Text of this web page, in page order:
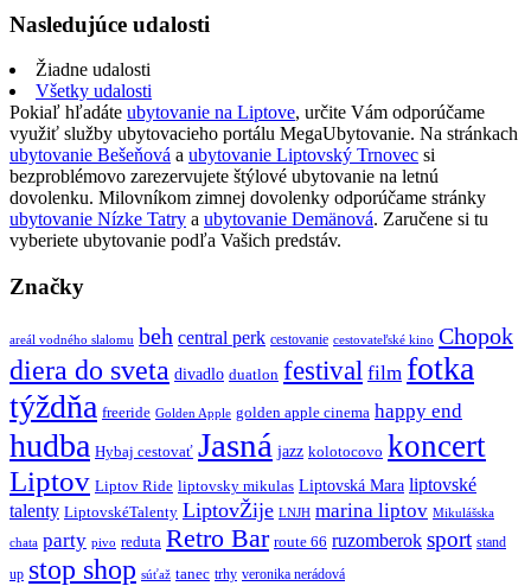
Nasledujúce udalosti
Žiadne udalosti
Všetky udalosti
Pokiaľ hľadáte ubytovanie na Liptove, určite Vám odporúčame
využiť služby ubytovacieho portálu MegaUbytovanie. Na stránkach
ubytovanie Bešeňová a ubytovanie Liptovský Trnovec si
bezproblémovo zarezervujete štýlové ubytovanie na letnú
dovolenku. Milovníkom zimnej dovolenky odporúčame stránky
ubytovanie Nízke Tatry a ubytovanie Demänová. Zaručene si tu
vyberiete ubytovanie podľa Vašich predstáv.
Značky
areál vodného slalomu beh central perk cestovanie cestovateľské kino Chopok
diera do sveta divadlo duatlon festival film fotka
týždňa freeride Golden Apple golden apple cinema happy end
hudba Hybaj cestovať Jasná jazz kolotocovo koncert
Liptov Liptov Ride liptovsky mikulas Liptovská Mara liptovské
talenty LiptovskéTalenty LiptovŽije LNJH marina liptov Mikulášska
chata party pivo reduta Retro Bar route 66 ruzomberok sport stand
up stop shop súťaž tanec trhy veronika nerádová